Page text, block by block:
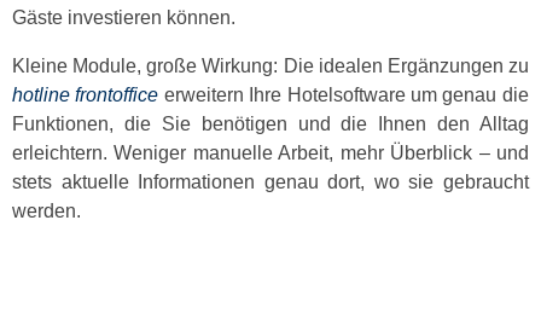
Gäste investieren können.
Kleine Module, große Wirkung: Die idealen Ergänzungen zu
hotline frontoffice erweitern Ihre Hotelsoftware um genau die
Funktionen, die Sie benötigen und die Ihnen den Alltag
erleichtern. Weniger manuelle Arbeit, mehr Überblick – und
stets aktuelle Informationen genau dort, wo sie gebraucht
werden.